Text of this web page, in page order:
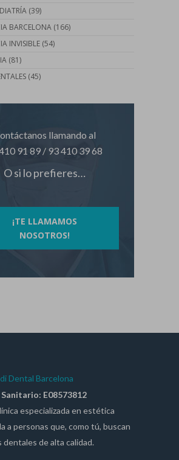
(39)
BARCELONA (166)
INVISIBLE (54)
(81)
(45)
llamando al
91 89 / 93 410 39 68
O si lo prefieres…
¡TE LLAMAMOS
NOSOTROS!
E08573812
especializada en estética
a personas que, como tú, buscan
de alta calidad.